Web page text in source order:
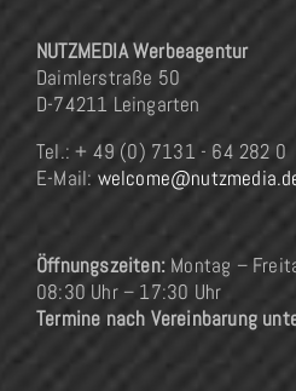
NUTZMEDIA Werbeagentur
Daimlerstraße 50
D-74211 Leingarten
Tel.: + 49 (0) 7131 - 64 282 0
E-Mail:
Öffnungszeiten: Montag –
08:30 Uhr – 17:30 Uhr
Termine nach Vereinbarung